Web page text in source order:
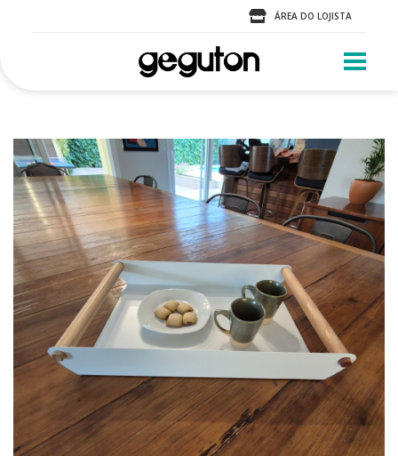
ÁREA DO LOJISTA